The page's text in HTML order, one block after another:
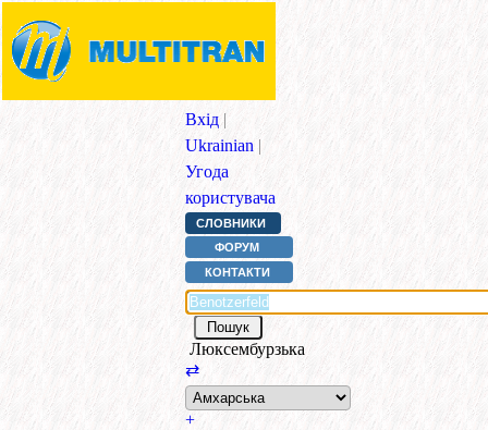
Вхід |
Ukrainian |
Угода
користувача
СЛОВНИКИ
ФОРУМ
КОНТАКТИ
Люксембурзька
⇄
+